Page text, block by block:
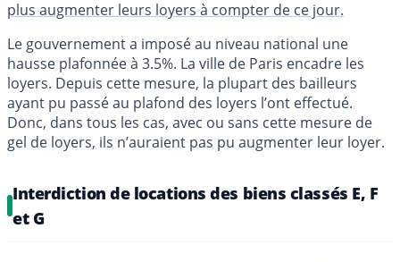
plus augmenter leurs loyers à compter de ce jour.
Le gouvernement a imposé au niveau national une
hausse plafonnée à 3.5%. La ville de Paris encadre les
loyers. Depuis cette mesure, la plupart des bailleurs
ayant pu passé au plafond des loyers l’ont effectué.
Donc, dans tous les cas, avec ou sans cette mesure de
gel de loyers, ils n’auraient pas pu augmenter leur loyer.
Interdiction de locations des biens classés E, F
et G